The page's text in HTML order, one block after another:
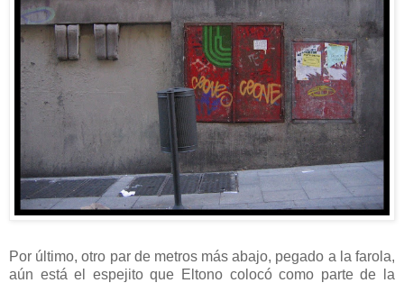
Por último, otro par de metros más abajo, pegado a la farola,
aún está el espejito que Eltono colocó como parte de la